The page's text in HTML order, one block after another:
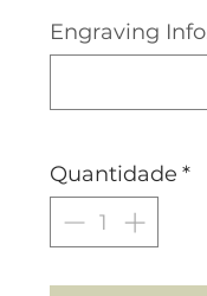
Engraving
Quantidade *